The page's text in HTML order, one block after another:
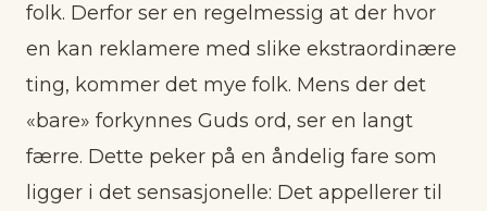
folk. Derfor ser en regelmessig at der hvor
en kan reklamere med slike ekstraordinære
ting, kommer det mye folk. Mens der det
«bare» forkynnes Guds ord, ser en langt
færre. Dette peker på en åndelig fare som
ligger i det sensasjonelle: Det appellerer til